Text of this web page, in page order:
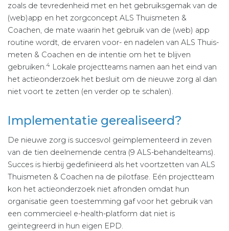
zoals de tevredenheid met en het gebruiksgemak van de
(web)app en het zorgconcept ALS Thuismeten &
Coachen, de mate waarin het gebruik van de (web) app
routine wordt, de ervaren voor- en nadelen van ALS Thuis-
meten & Coachen en de intentie om het te blijven
gebruiken.4 Lokale projectteams namen aan het eind van
het actieonderzoek het besluit om de nieuwe zorg al dan
niet voort te zetten (en verder op te schalen).
Implementatie gerealiseerd?
De nieuwe zorg is succesvol geïmplementeerd in zeven
van de tien deelnemende centra (9 ALS-behandelteams).
Succes is hierbij gedefinieerd als het voortzetten van ALS
Thuismeten & Coachen na de pilotfase. Eén projectteam
kon het actieonderzoek niet afronden omdat hun
organisatie geen toestemming gaf voor het gebruik van
een commercieel e-health-platform dat niet is
geïntegreerd in hun eigen EPD.